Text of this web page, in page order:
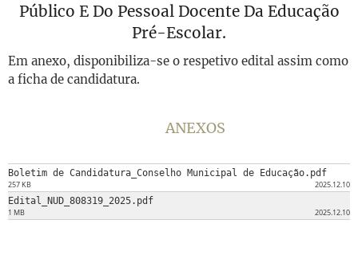
Público E Do Pessoal Docente Da Educação
Pré-Escolar.
Em anexo, disponibiliza-se o respetivo edital assim como
a ficha de candidatura.
ANEXOS
Boletim de Candidatura_Conselho Municipal de Educação.pdf
257 KB 2025.12.10
Edital_NUD_808319_2025.pdf
1 MB 2025.12.10